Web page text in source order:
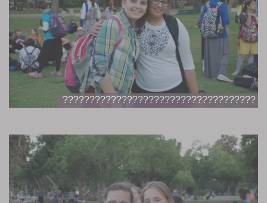
????????????????????????????????????